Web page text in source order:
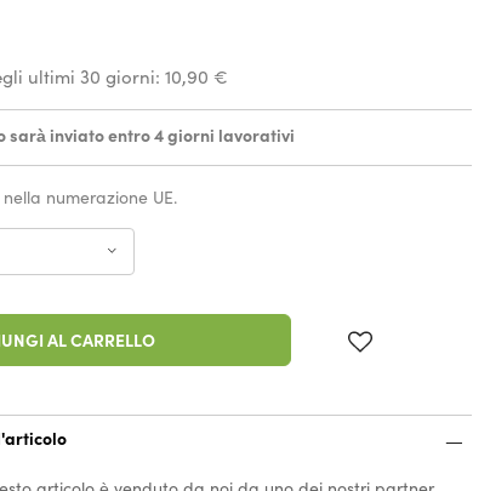
ultimi 30 giorni: 10,90 €
sarà inviato entro 4 giorni lavorativi
numerazione UE.
AL CARRELLO